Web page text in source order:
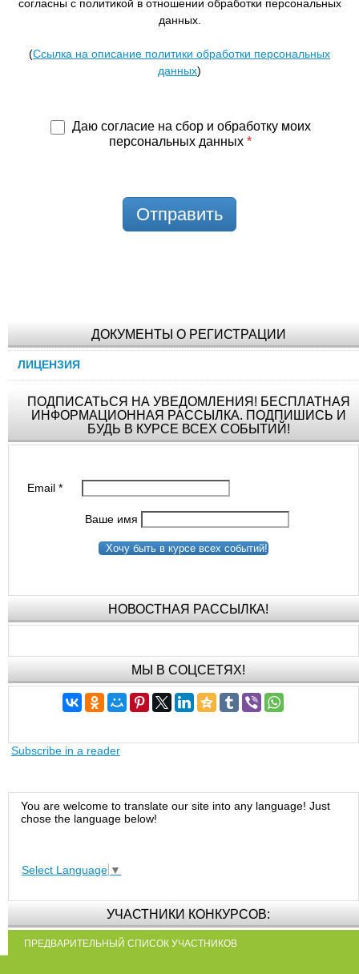
согласны с политикой в отношении обработки персональных
данных.
(Ссылка на описание политики обработки персональных
данных)
Даю согласие на сбор и обработку моих
персональных данных *
Отправить
ДОКУМЕНТЫ О РЕГИСТРАЦИИ
ЛИЦЕНЗИЯ
ПОДПИСАТЬСЯ НА УВЕДОМЛЕНИЯ! БЕСПЛАТНАЯ
ИНФОРМАЦИОННАЯ РАССЫЛКА. ПОДПИШИСЬ И
БУДЬ В КУРСЕ ВСЕХ СОБЫТИЙ!
Email*
Ваше имя
Хочу быть в курсе всех событий!
НОВОСТНАЯ РАССЫЛКА!
МЫ В СОЦСЕТЯХ!
Subscribe in a reader
You are welcome to translate our site into any language! Just
chose the language below!
Select Language ▼
УЧАСТНИКИ КОНКУРСОВ:
ПРЕДВАРИТЕЛЬНЫЙ СПИСОК УЧАСТНИКОВ